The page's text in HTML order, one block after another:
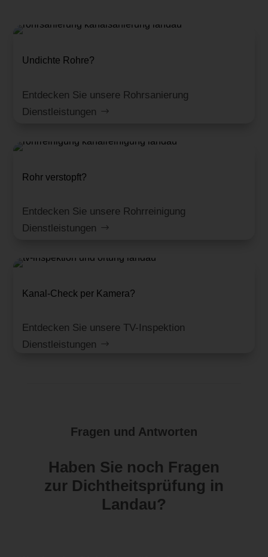
Undichte Rohre?
Entdecken Sie unsere Rohrsanierung
Dienstleistungen
Rohr verstopft?
Entdecken Sie unsere Rohrreinigung
Dienstleistungen
Kanal-Check per Kamera?
Entdecken Sie unsere TV-Inspektion
Dienstleistungen
Fragen und Antworten
Haben Sie noch Fragen
zur Dichtheitsprüfung in
Landau?